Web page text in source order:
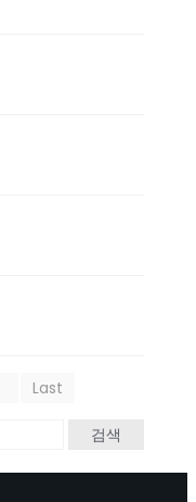
Last
검색